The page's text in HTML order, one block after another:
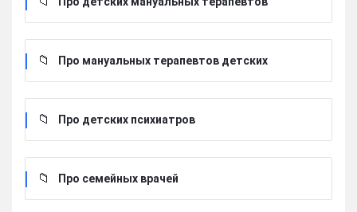
Про мануальных терапевтов детских
Про детских психиатров
Про семейных врачей